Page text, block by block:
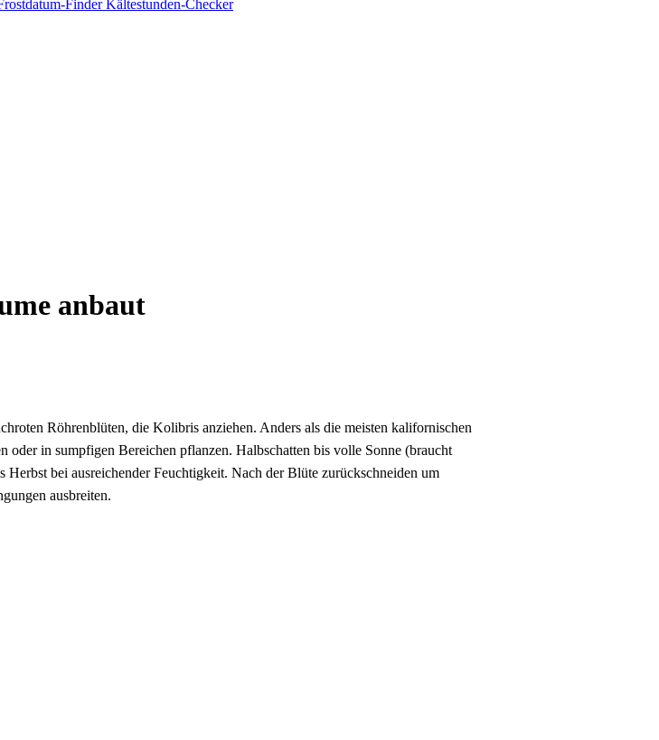
FinderKältestunden-Checker
anbaut
Röhrenblüten, die Kolibris anziehen. Anders als die meisten kalifornischen
in sumpfigen Bereichen pflanzen. Halbschatten bis volle Sonne (braucht
bei ausreichender Feuchtigkeit. Nach der Blüte zurückschneiden um
ausbreiten.